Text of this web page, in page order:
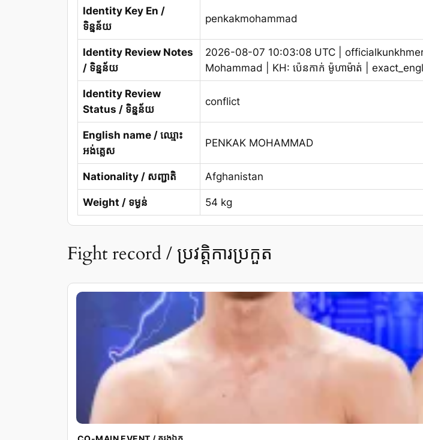
Identity Key En /
ទិន្នន័យ
penkakmohammad
Identity Review Notes
/ ទិន្នន័យ
2026-08-07 10:03:08 UTC |
Mohammad | KH: ប៉េនកាក់ ម៉ូហាម៉ាត់ |
Identity Review
Status / ទិន្នន័យ
conflict
English name / ឈ្មោះ
អង់គ្លេស
PENKAK MOHAMMAD
Nationality / សញ្ជាតិ Afghanistan
Weight / ទម្ងន់ 54 kg
Fight record / ប្រវត្តិការប្រកួត